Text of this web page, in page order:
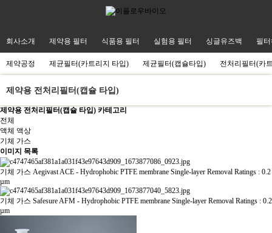
회사소개 제약용 필터 식품용 필터 실험용 필터 싱글유즈백 필
제약공정 제균필터(카트리지 타입) 제균필터(캡슐타입) 전처리필터(카
제약용 전처리필터(캡슐 타입)
제약용 전처리필터(캡슐 타입) 카테고리
전체
액체 액상
기체 가스
이미지 목록
기체 가스 Aegivast ACE - Hydrophobic PTFE membrane Single-layer Removal Ratings : 0.2
µm
기체 가스 Safesure AFM - Hydrophobic PTFE membrane Single-layer Removal Ratings : 0.2
µm